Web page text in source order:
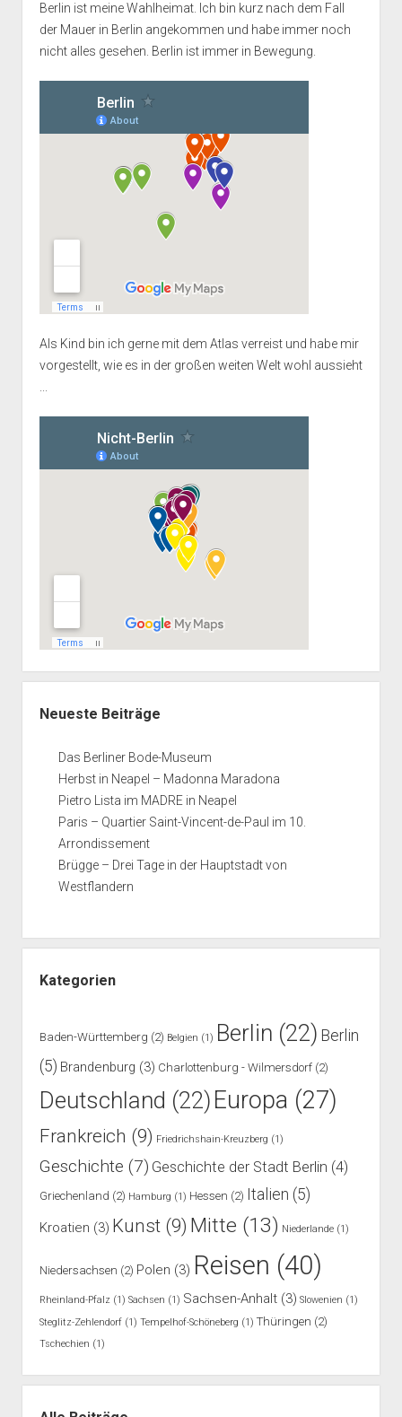
Berlin ist meine Wahlheimat. Ich bin kurz nach dem Fall
der Mauer in Berlin angekommen und habe immer noch
nicht alles gesehen. Berlin ist immer in Bewegung.
Als Kind bin ich gerne mit dem Atlas verreist und habe mir
vorgestellt, wie es in der großen weiten Welt wohl aussieht
...
Neueste Beiträge
Das Berliner Bode-Museum
Herbst in Neapel – Madonna Maradona
Pietro Lista im MADRE in Neapel
Paris – Quartier Saint-Vincent-de-Paul im 10.
Arrondissement
Brügge – Drei Tage in der Hauptstadt von
Westflandern
Kategorien
Baden-Württemberg (2) Belgien (1) Berlin (22) Berlin
(5) Brandenburg (3) Charlottenburg - Wilmersdorf(2)
Deutschland (22) Europa (27)
Frankreich (9) Friedrichshain-Kreuzberg (1)
Geschichte (7) Geschichte der Stadt Berlin (4)
Griechenland (2) Hamburg (1) Hessen (2) Italien (5)
Kroatien (3) Kunst(9) Mitte (13) Niederlande(1)
Niedersachsen (2) Polen (3) Reisen (40)
Rheinland-Pfalz(1) Sachsen (1) Sachsen-Anhalt(3) Slowenien (1)
Steglitz-Zehlendorf (1) Tempelhof-Schöneberg (1) Thüringen (2)
Tschechien (1)